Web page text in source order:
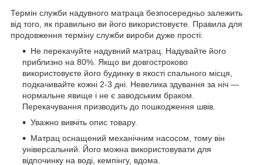
Термін служби надувного матраца безпосередньо залежить
від того, як правильно ви його використовуєте. Правила для
продовження терміну служби вироби дуже прості:
Не перекачуйте надувний матрац. Надувайте його
приблизно на 80%. Якщо ви довгостроково
використовуєте його будинку в якості спального місця,
подкачивайте кожні 2-3 дні. Невелика здування за ніч —
нормальне явище і не є заводським браком.
Перекачування призводить до пошкодження швів.
Уважно вивчіть опис товару.
Матрац оснащений механічним насосом, тому він
універсальний. Його можна використовувати для
відпочинку на воді, кемпінгу, вдома.